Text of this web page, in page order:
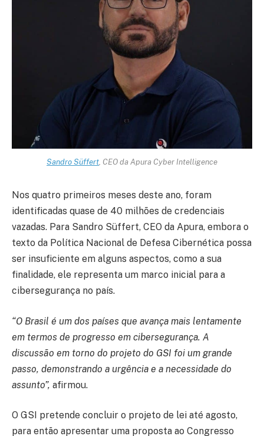
Sandro Süffert , CEO da Apura Cyber Intelligence
Nos quatro primeiros meses deste ano, foram
identificadas quase de 40 milhões de credenciais
vazadas. Para Sandro Süffert, CEO da Apura, embora o
texto da Política Nacional de Defesa Cibernética possa
ser insuficiente em alguns aspectos, como a sua
finalidade, ele representa um marco inicial para a
cibersegurança no país.
“O Brasil é um dos países que avança mais lentamente
em termos de progresso em cibersegurança. A
discussão em torno do projeto do GSI foi um grande
passo, demonstrando a urgência e a necessidade do
assunto”, afirmou.
O GSI pretende concluir o projeto de lei até agosto,
para então apresentar uma proposta ao Congresso